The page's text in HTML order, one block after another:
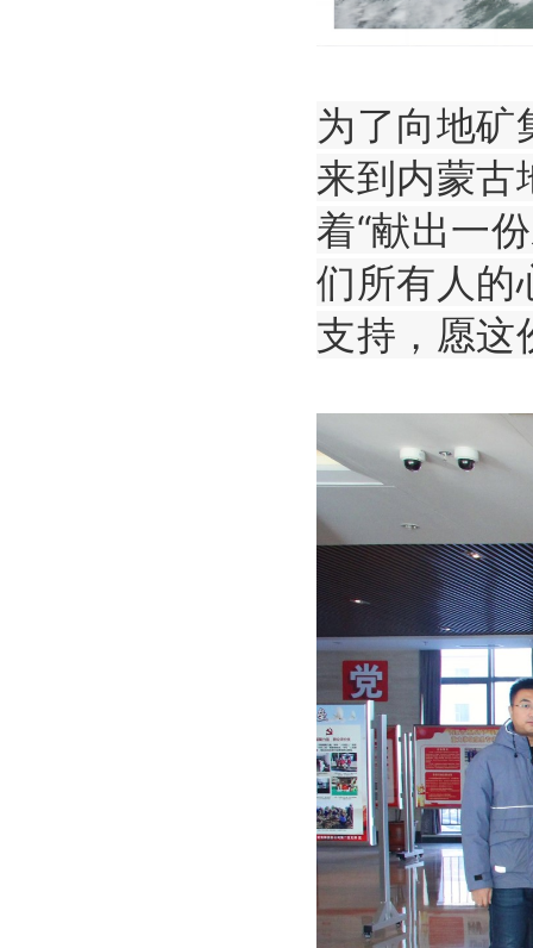
为了向地矿
来到内蒙古
着“献出一
们所有人的
支持，愿这